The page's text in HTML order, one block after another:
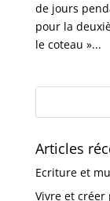
de jours
pour la
le coteau »...
Articles
Ecriture et
Vivre et